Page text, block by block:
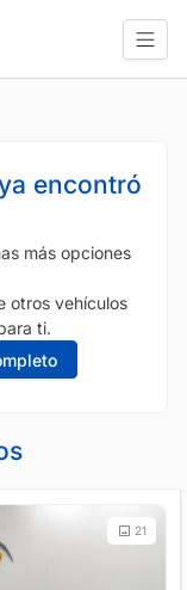
encontró
más opciones
otros vehículos
ti.
21